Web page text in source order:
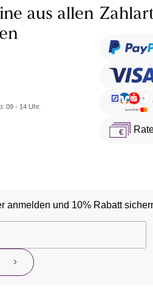
aus allen
09 - 14 Uhr.
anmelden und 10% Rabatt